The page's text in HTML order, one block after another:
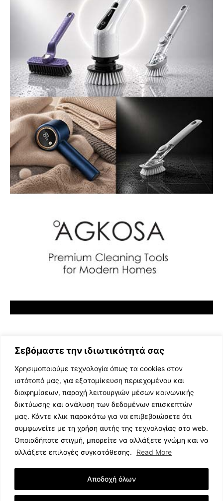
Σεβόμαστε την ιδιωτικότητά σας
Χρησιμοποιούμε τεχνολογία όπως τα cookies στον
ιστότοπό μας, για εξατομίκευση περιεχομένου και
διαφημίσεων, παροχή λειτουργιών μέσων κοινωνικής
δικτύωσης και ανάλυση των δεδομένων επισκεπτών
μας. Κάντε κλικ παρακάτω για να επιβεβαιώσετε ότι
συμφωνείτε με τη χρήση αυτής της τεχνολογίας στο web.
Οποιαδήποτε στιγμή, μπορείτε να αλλάξετε γνώμη και να
αλλάξετε επιλογές συγκατάθεσης.
Read More
Αποδοχή όλων
ΕΛΛΗΝΙΚΗ ΜΟΥΣΙΚΗ
TV SHOWS
EVENTS
ΘΕΑΤΡΟ
ΔΙΑΓΩΝΙΣΜΟΙ
STOA CULTURA
ΣΥΝΕΝΤΕΥΞΕΙΣ